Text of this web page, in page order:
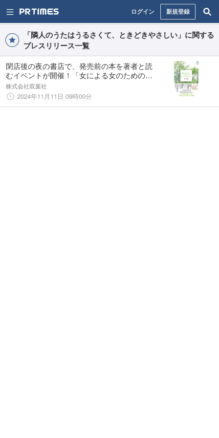
ログイン 新規登録
「隣人のうたはうるさくて、ときどきやさしい」に関する
プレスリリース一覧
閉店後の夜の書店で、発売前の本を著者と読
むイベントが開催！「女による女のためのR-
18文学賞」大賞受賞の注目作家による待望の
最新刊！『隣人のうたはうるさくて、ときど
きやさしい』白尾悠
株式会社双葉社
2024年11月11日 09時00分